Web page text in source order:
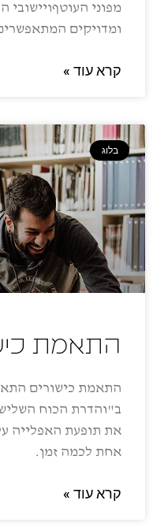
מפוני העוטףויישובי
ומדויקים
קרא עוד »
בלוג
התאמת
התאמת כישורים
ב"והדרת הכוח
את תופעת האפלייה
אחת לכמה זמן.
קרא עוד »